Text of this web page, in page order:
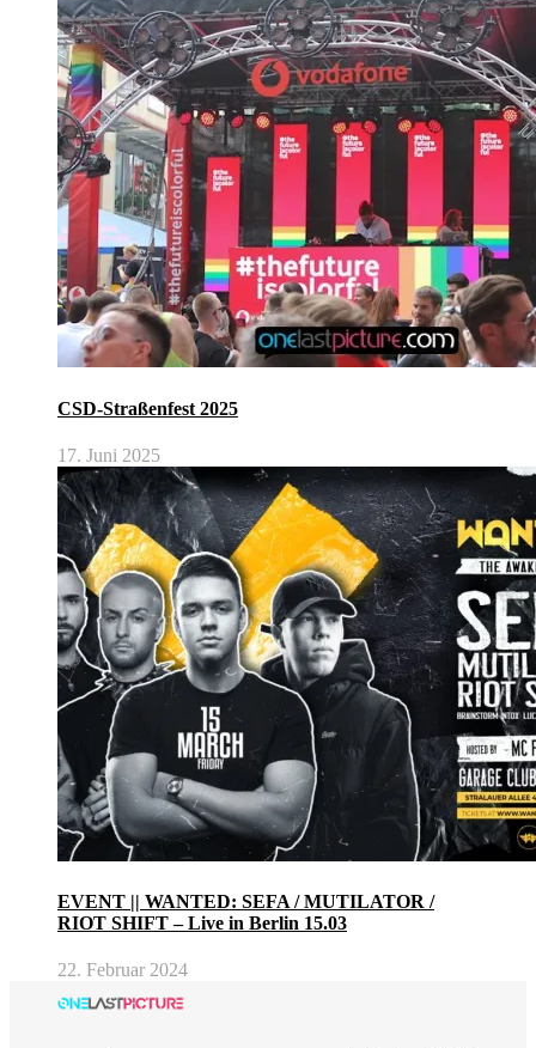
CSD-Straßenfest 2025
17. Juni 2025
EVENT || WANTED: SEFA / MUTILATOR /
RIOT SHIFT – Live in Berlin 15.03
22. Februar 2024